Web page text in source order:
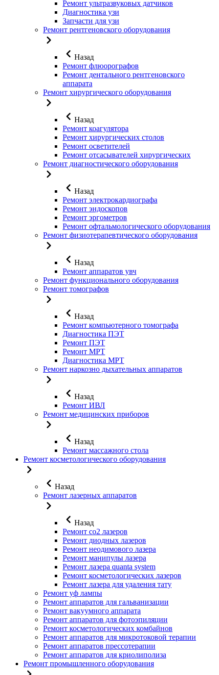
Ремонт ультразвуковых датчиков
Диагностика узи
Запчасти для узи
Ремонт рентгеновского оборудования
Назад
Ремонт флюорографов
Ремонт дентального рентгеновского
аппарата
Ремонт хирургического оборудования
Назад
Ремонт коагулятора
Ремонт хирургических столов
Ремонт осветителей
Ремонт отсасывателей хирургических
Ремонт диагностического оборудования
Назад
Ремонт электрокардиографа
Ремонт эндоскопов
Ремонт эргометров
Ремонт офтальмологического оборудования
Ремонт физиотерапевтического оборудования
Назад
Ремонт аппаратов увч
Ремонт функционального оборудования
Ремонт томографов
Назад
Ремонт компьютерного томографа
Диагностика ПЭТ
Ремонт ПЭТ
Ремонт МРТ
Диагностика МРТ
Ремонт наркозно дыхательных аппаратов
Назад
Ремонт ИВЛ
Ремонт медицинских приборов
Назад
Ремонт массажного стола
Ремонт косметологического оборудования
Назад
Ремонт лазерных аппаратов
Назад
Ремонт co2 лазеров
Ремонт диодных лазеров
Ремонт неодимового лазера
Ремонт манипулы лазера
Ремонт лазера quanta system
Ремонт косметологических лазеров
Ремонт лазера для удаления тату
Ремонт уф лампы
Ремонт аппаратов для гальванизации
Ремонт вакуумного аппарата
Ремонт аппаратов для фотоэпиляции
Ремонт косметологических комбайнов
Ремонт аппаратов для микротоковой терапии
Ремонт аппаратов прессотерапии
Ремонт аппаратов для криолиполиза
Ремонт промышленного оборудования